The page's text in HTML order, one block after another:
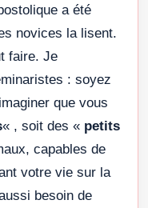
a été
novices la lisent.
faire. Je
: soyez
que vous
« , soit des « petits
capables de
votre vie sur la
besoin de